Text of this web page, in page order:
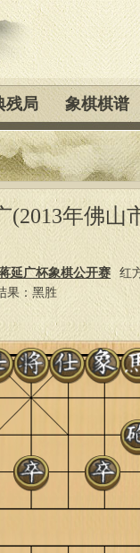
残局 象棋棋谱
(2013年佛
延广杯象棋公开赛 红
果：黑胜